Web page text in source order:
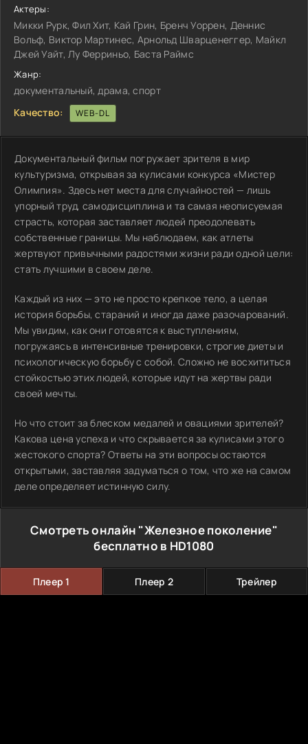
Актеры:
Микки Рурк, Фил Хит, Кай Грин, Бренч Уоррен, Деннис
Вольф, Виктор Мартинес, Арнольд Шварценеггер, Майкл
Джей Уайт, Лу Ферриньо, Баста Раймс
Жанр:
документальный, драма, спорт
Качество:
WEB-DL
Документальный фильм погружает зрителя в мир
культуризма, открывая за кулисами конкурса «Мистер
Олимпия». Здесь нет места для случайностей — лишь
упорный труд, самодисциплина и та самая неописуемая
страсть, которая заставляет людей преодолевать
собственные границы. Мы наблюдаем, как атлеты
жертвуют привычными радостями жизни ради одной цели:
стать лучшими в своем деле.
Каждый из них — это не просто крепкое тело, а целая
история борьбы, стараний и иногда даже разочарований.
Мы увидим, как они готовятся к выступлениям,
погружаясь в интенсивные тренировки, строгие диеты и
психологическую борьбу с собой. Сложно не восхититься
стойкостью этих людей, которые идут на жертвы ради
своей мечты.
Но что стоит за блеском медалей и овациями зрителей?
Какова цена успеха и что скрывается за кулисами этого
жестокого спорта? Ответы на эти вопросы остаются
открытыми, заставляя задуматься о том, что же на самом
деле определяет истинную силу.
Смотреть онлайн "Железное поколение"
бесплатно в HD1080
Плеер 1 Плеер 2 Трейлер